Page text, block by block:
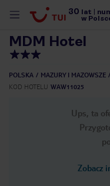
30 lat
w
MDM Hotel
POLSKA MAZURY I MAZOWSZE
KOD HOTELU WAW11025
Ups, ta
Zobacz